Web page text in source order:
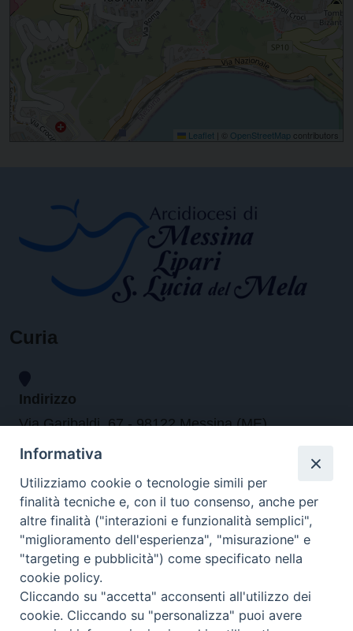
Leaflet OpenStreetMap contributors
Curia
Indirizzo
Via Garibaldi, 67 - 98122 Messina (ME)
Orari
da lunedi al venerdi dalle ore 9.30 alle 12.30
Contatti
Tel. 090.6684111 - Fax. 090.6684206
arcivescovo.messina@tin.it
Informativa
Utilizziamo cookie o tecnologie simili per
finalità tecniche e, con il tuo consenso, anche per
altre finalità ("interazioni e funzionalità semplici",
"miglioramento dell'esperienza", "misurazione" e
"targeting e pubblicità") come specificato nella
cookie policy.
Cliccando su "accetta" acconsenti all'utilizzo dei
cookie. Cliccando su "personalizza" puoi avere